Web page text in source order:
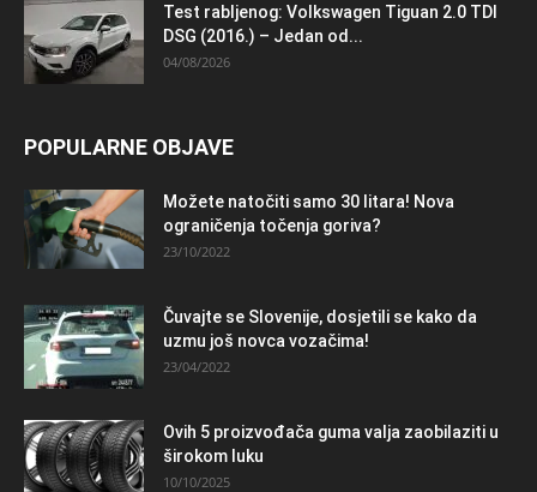
Test rabljenog: Volkswagen Tiguan 2.0 TDI
DSG (2016.) – Jedan od...
04/08/2026
POPULARNE OBJAVE
Možete natočiti samo 30 litara! Nova
ograničenja točenja goriva?
23/10/2022
Čuvajte se Slovenije, dosjetili se kako da
uzmu još novca vozačima!
23/04/2022
Ovih 5 proizvođača guma valja zaobilaziti u
širokom luku
10/10/2025